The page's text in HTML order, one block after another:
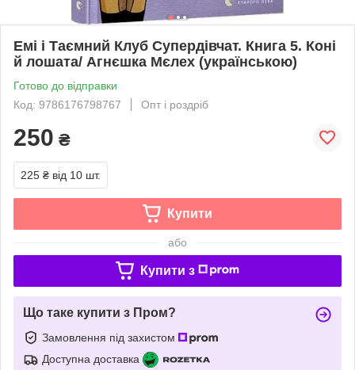
Емі і Таємний Клуб Супердівчат. Книга 5. Коні
й лошата/ Агнєшка Мєлех (українською)
Готово до відправки
Код: 9786176798767
Опт і роздріб
250 ₴
225 ₴ від 10 шт.
Купити
або
Купити з
Що таке купити з Пром?
Замовлення під захистом
Доступна доставка